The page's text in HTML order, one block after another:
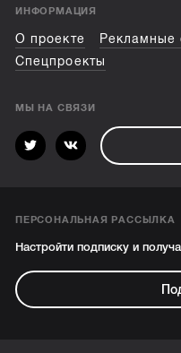
ИНФОРМАЦИЯ
О проекте Рекламные
Спецпроекты
МЫ НА СВЯЗИ
ПЕРСОНАЛЬНАЯ РАССЫЛКА
Настройти подписку и